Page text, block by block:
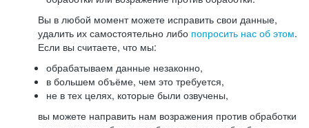
Вы в любой момент можете исправить свои данные,
удалить их самостоятельно либо попросить нас об этом.
Если вы считаете, что мы:
обрабатываем данные незаконно,
в большем объёме, чем это требуется,
не в тех целях, которые были озвучены,
вы можете направить нам возражения против обработки